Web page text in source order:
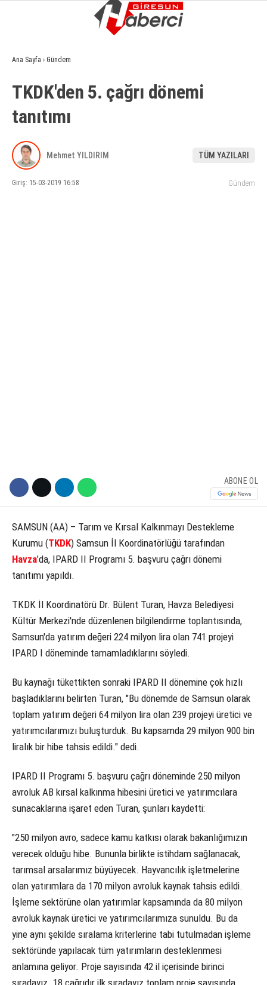
GÜNDEM
EKONOMI
SIYASET
ASAYIŞ
Ana Sayfa › Gündem
TKDK'den 5. çağrı dönemi
tanıtımı
Mehmet YILDIRIM TÜM YAZILARI
Giriş: 15-03-2019 16:58 Gündem
ABONE OL
SAMSUN (AA) – Tarım ve Kırsal Kalkınmayı Destekleme
Kurumu (TKDK) Samsun İl Koordinatörlüğü tarafından
Havza’da, IPARD II Programı 5. başvuru çağrı dönemi
tanıtımı yapıldı.
TKDK İl Koordinatörü Dr. Bülent Turan, Havza Belediyesi
Kültür Merkezi'nde düzenlenen bilgilendirme toplantısında,
Samsun'da yatırım değeri 224 milyon lira olan 741 projeyi
IPARD I döneminde tamamladıklarını söyledi.
Bu kaynağı tükettikten sonraki IPARD II dönemine çok hızlı
başladıklarını belirten Turan, "Bu dönemde de Samsun olarak
toplam yatırım değeri 64 milyon lira olan 239 projeyi üretici ve
yatırımcılarımızı buluşturduk. Bu kapsamda 29 milyon 900 bin
liralık bir hibe tahsis edildi." dedi.
IPARD II Programı 5. başvuru çağrı döneminde 250 milyon
avroluk AB kırsal kalkınma hibesini üretici ve yatırımcılara
sunacaklarına işaret eden Turan, şunları kaydetti:
"250 milyon avro, sadece kamu katkısı olarak bakanlığımızın
verecek olduğu hibe. Bununla birlikte istihdam sağlanacak,
tarımsal arsalarımız büyüyecek. Hayvancılık işletmelerine
olan yatırımlara da 170 milyon avroluk kaynak tahsis edildi.
İşleme sektörüne olan yatırımlar kapsamında da 80 milyon
avroluk kaynak üretici ve yatırımcılarımıza sunuldu. Bu da
yine aynı şekilde sıralama kriterlerine tabi tutulmadan işleme
sektöründe yapılacak tüm yatırımların desteklenmesi
anlamına geliyor. Proje sayısında 42 il içerisinde birinci